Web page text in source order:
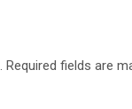
Required fields are